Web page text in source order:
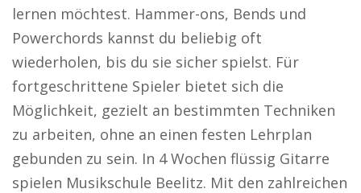
lernen möchtest. Hammer-ons, Bends und
Powerchords kannst du beliebig oft
wiederholen, bis du sie sicher spielst. Für
fortgeschrittene Spieler bietet sich die
Möglichkeit, gezielt an bestimmten Techniken
zu arbeiten, ohne an einen festen Lehrplan
gebunden zu sein. In 4 Wochen flüssig Gitarre
spielen Musikschule Beelitz. Mit den zahlreichen